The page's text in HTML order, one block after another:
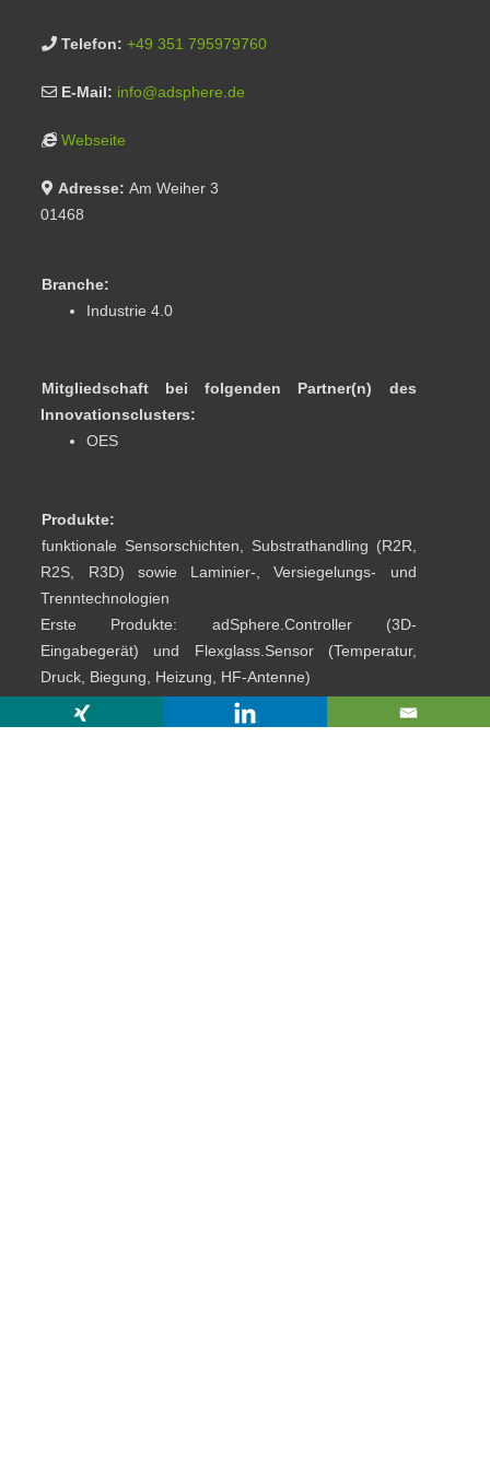
Telefon: +49 351 795979760
E-Mail: info@adsphere.de
Webseite
Adresse: Am Weiher 3
01468
Branche:
Industrie 4.0
Mitgliedschaft bei folgenden Partner(n) des
Innovationsclusters:
OES
Produkte:
funktionale Sensorschichten, Substrathandling (R2R,
R2S, R3D) sowie Laminier-, Versiegelungs- und
Trenntechnologien
Erste Produkte: adSphere.Controller (3D-
Eingabegerät) und Flexglass.Sensor (Temperatur,
Druck, Biegung, Heizung, HF-Antenne)